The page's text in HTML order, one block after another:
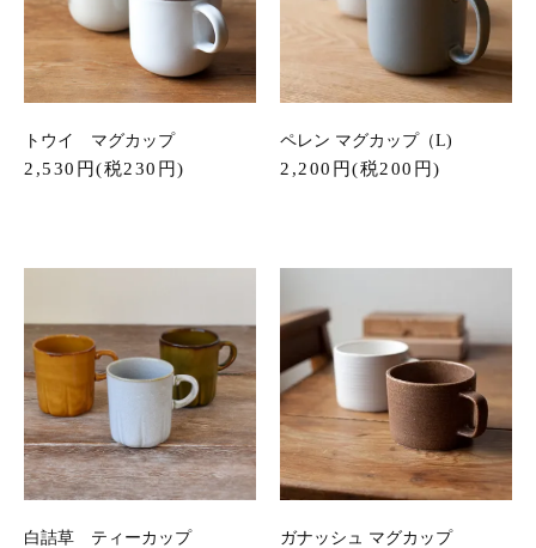
トウイ マグカップ
2,530円(税230円)
ペレン マグカップ（L)
2,200円(税200円)
白詰草 ティーカップ ガナッシュ マグカップ